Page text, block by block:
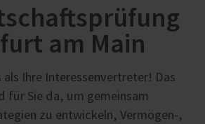
am Main
als Ihre Interessenvertreter! Das
für Sie da, um gemeinsam
zu entwickeln, Vermögen-,